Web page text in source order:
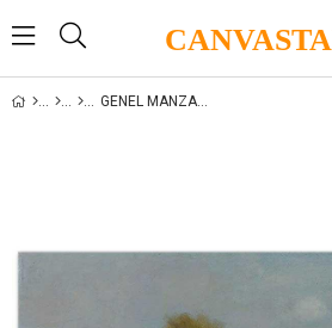
GENEL MANZARALAR